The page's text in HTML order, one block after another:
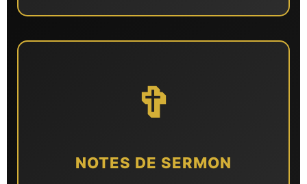
✞
NOTES DE SERMON